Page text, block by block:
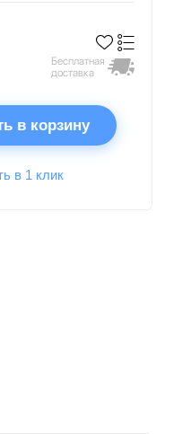
Бесплатная
доставка
в корзину
в 1 клик